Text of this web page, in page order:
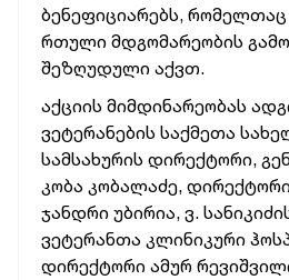
ბენეფიციარებს,
რთული მდგომარეობის
შეზღუდული აქვთ.
აქციის მიმდინარეობას
ვეტერანების საქმეთა
სამსახურის დირექტორი,
კობა კობალაძე,
ჯანდრი უბირია, ვ.
ვეტერანთა კლინიკური
დირექტორი ამურ